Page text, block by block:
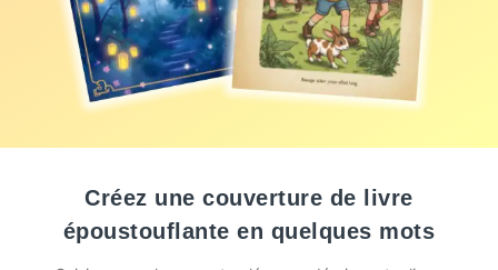
Créez une couverture de livre
époustouflante en quelques mots